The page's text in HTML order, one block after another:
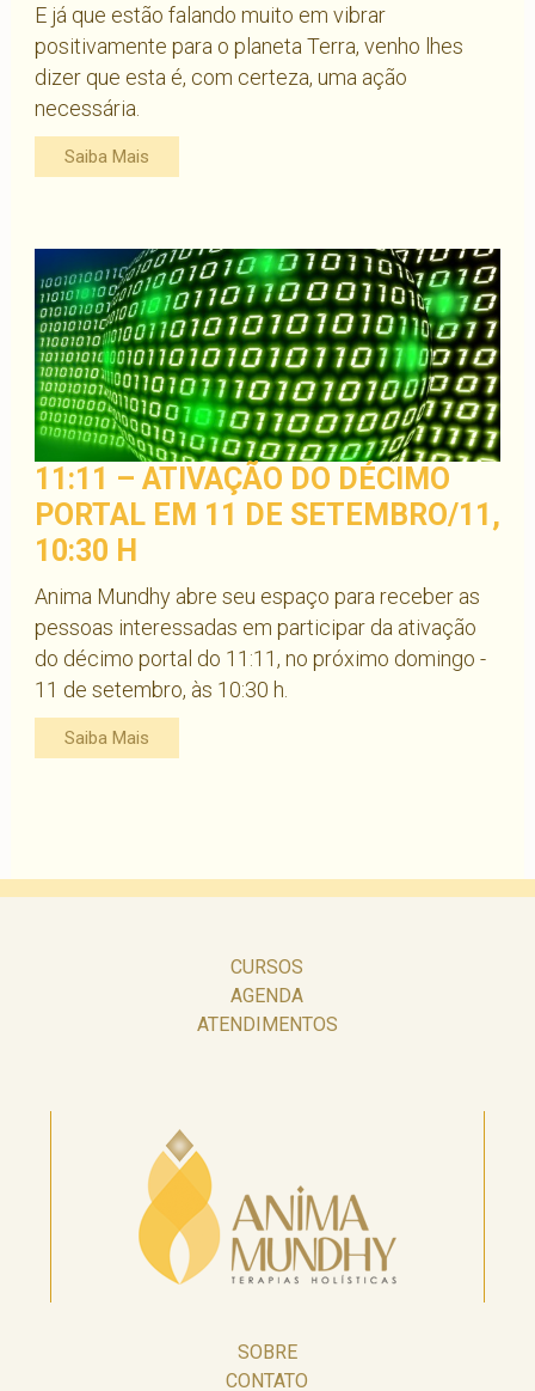
E já que estão falando muito em vibrar
positivamente para o planeta Terra, venho lhes
dizer que esta é, com certeza, uma ação
necessária.
Saiba Mais
11:11 – ATIVAÇÃO DO DÉCIMO
PORTAL EM 11 DE SETEMBRO/11,
10:30 H
Anima Mundhy abre seu espaço para receber as
pessoas interessadas em participar da ativação
do décimo portal do 11:11, no próximo domingo -
11 de setembro, às 10:30 h.
Saiba Mais
CURSOS
AGENDA
ATENDIMENTOS
SOBRE
CONTATO